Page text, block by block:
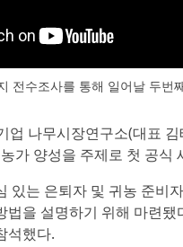
전수조사를 통해 일어날 두번
업 나무시장연구소(대표
가 양성을 주제로 첫 공식
있는 은퇴자 및 귀농 준비
법을 설명하기 위해 마련
석했다.